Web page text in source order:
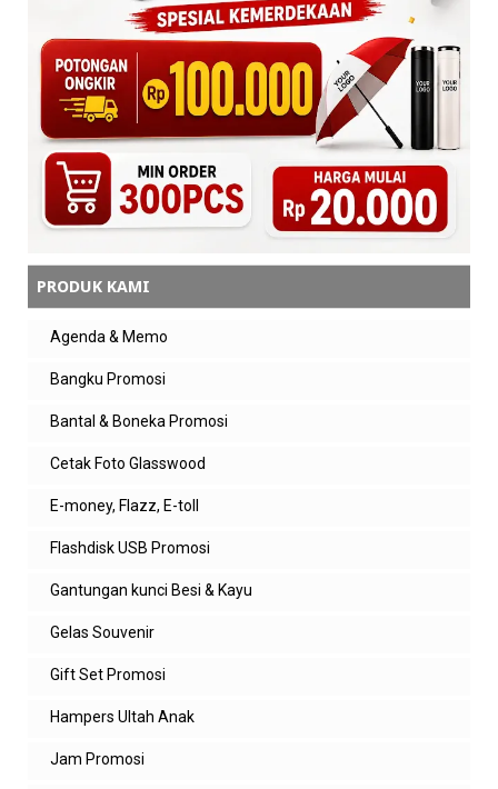
PRODUK KAMI
Agenda & Memo
Bangku Promosi
Bantal & Boneka Promosi
Cetak Foto Glasswood
E-money, Flazz, E-toll
Flashdisk USB Promosi
Gantungan kunci Besi & Kayu
Gelas Souvenir
Gift Set Promosi
Hampers Ultah Anak
Jam Promosi